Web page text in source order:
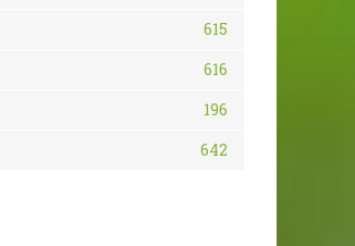
615
616
196
642